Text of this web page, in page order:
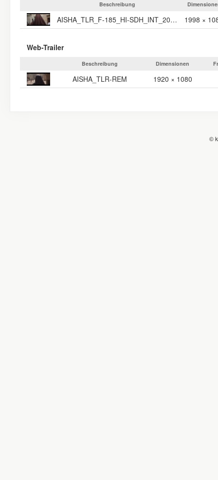
Beschreibung
AISHA_TLR_F-185_HI-SDH_INT_20_2K_NULL_20251229_REM_IOP_OV 1998 ×
Web-Trailer
Beschreibung Dimensionen
AISHA_TLR-REM 1920 × 1080
©